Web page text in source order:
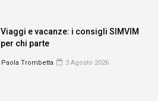
Viaggi e vacanze: i consigli SIMVIM
per chi parte
Paola Trombetta 3 Agosto 2026